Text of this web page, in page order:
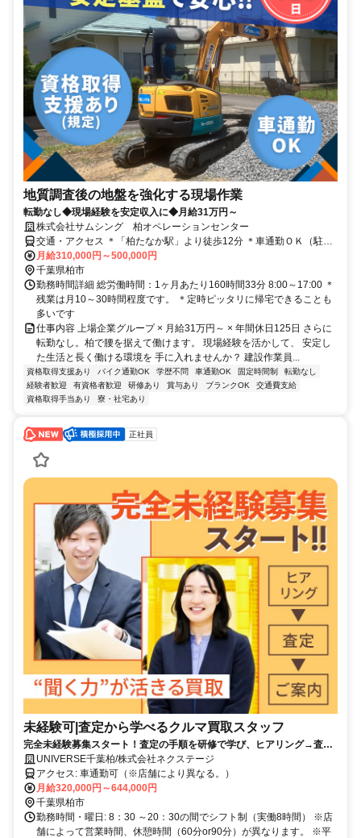
地質調査後の地盤を強化する現場作業
転勤なし◆現場経験を安定収入に◆月給31万円～
株式会社サムシング 柏オペレーションセンター
交通・アクセス ＊「柏たなか駅」より徒歩12分 ＊車通勤ＯＫ（駐車
場完備）＊転勤なし！
月給310,000円～500,000円
千葉県柏市
勤務時間詳細 総労働時間：1ヶ月あたり160時間33分 8:00～17:00 ＊
残業は月10～30時間程度です。 ＊定時ピッタリに帰宅できることも
多いです
仕事内容 上場企業グループ × 月給31万円～ × 年間休日125日 さらに
転勤なし。柏で腰を据えて働けます。 現場経験を活かして、 安定し
た生活と長く働ける環境を 手に入れませんか？ 建設作業員...
資格取得支援あり バイク通勤OK 学歴不問 車通勤OK 固定時間制
転勤なし
経験者歓迎
有資格者歓迎 研修あり 賞与あり ブランクOK
交通費支給
資格取得手当あり
寮・社宅あり
正社員
未経験可|査定から学べるクルマ買取スタッフ
完全未経験募集スタート！査定の手順を研修で学び、ヒアリング→査定
→価格提示を段階的に習得できます。
UNIVERSE千葉柏/株式会社ネクステージ
アクセス: 車通勤可（※店舗により異なる。）
月給320,000円～644,000円
千葉県柏市
勤務時間・曜日: 8：30 ～20：30の間でシフト制（実働8時間） ※店
舗によって営業時間、休憩時間（60分or90分）が異なります。 ※平